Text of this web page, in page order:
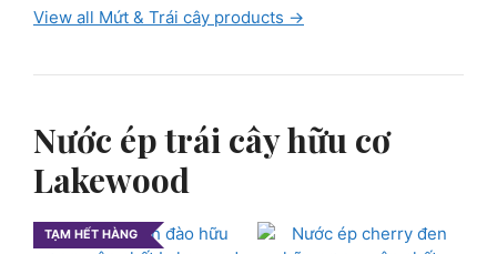
View all Mứt & Trái cây products →
Nước ép trái cây hữu cơ
Lakewood
TẠM HẾT HÀNG